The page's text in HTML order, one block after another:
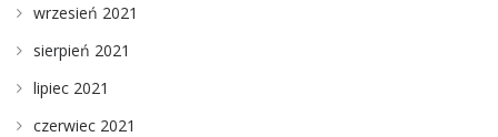
wrzesień 2021
sierpień 2021
lipiec 2021
czerwiec 2021